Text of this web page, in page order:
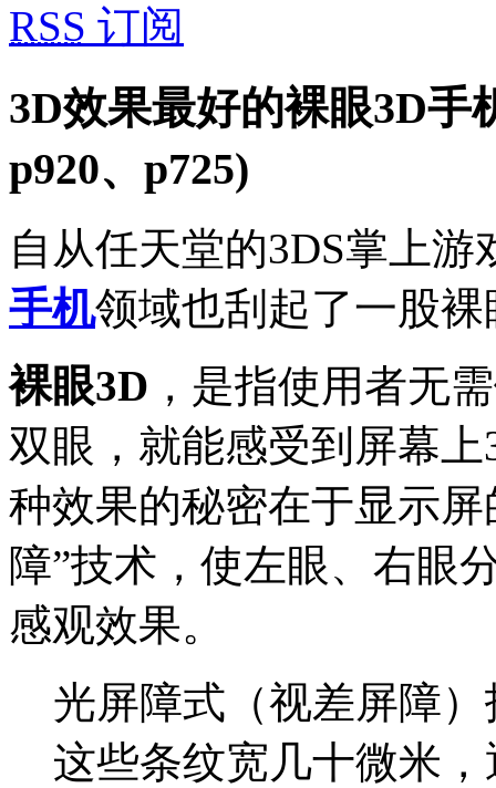
RSS 订阅
3D效果最好的裸眼3D
p920、p725)
自从任天堂的3DS掌上游
手机领域也刮起了一股
裸眼3D ，是指使用者无
双眼，就能感受到屏幕
种效果的秘密在于显示
障”技术，使左眼、右眼
感观效果。
光屏障式（视差屏障）
这些条纹宽几十微米